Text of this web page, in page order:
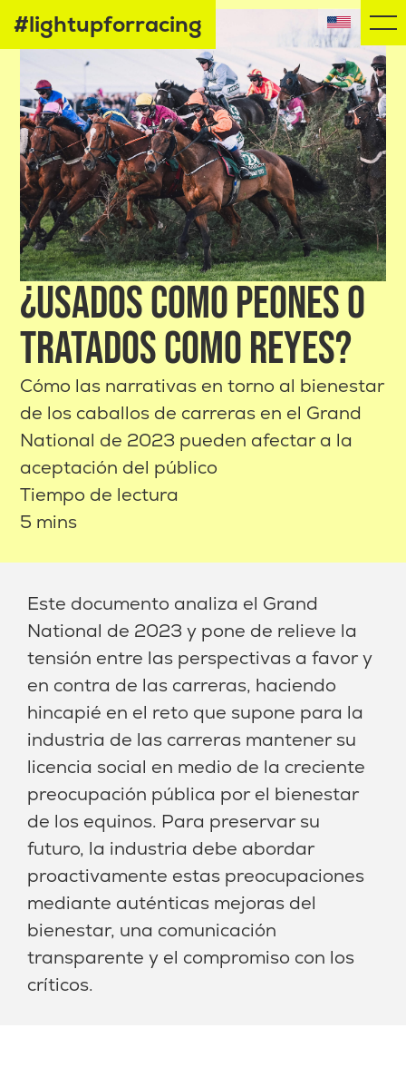
#lightupforracing
¿USADOS COMO PEONES O
TRATADOS COMO REYES?
Cómo las narrativas en torno al bienestar
de los caballos de carreras en el Grand
National de 2023 pueden afectar a la
aceptación del público
Tiempo de lectura
5 mins
Este documento analiza el Grand
National de 2023 y pone de relieve la
tensión entre las perspectivas a favor y
en contra de las carreras, haciendo
hincapié en el reto que supone para la
industria de las carreras mantener su
licencia social en medio de la creciente
preocupación pública por el bienestar
de los equinos. Para preservar su
futuro, la industria debe abordar
proactivamente estas preocupaciones
mediante auténticas mejoras del
bienestar, una comunicación
transparente y el compromiso con los
críticos.